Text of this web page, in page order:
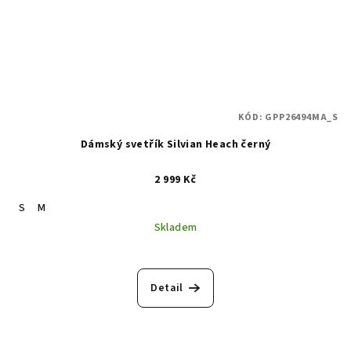
Dámský svetřík Silvian Heach černý
2 999 Kč
S
M
Skladem
Detail
KÓD: GPP26494MA_S